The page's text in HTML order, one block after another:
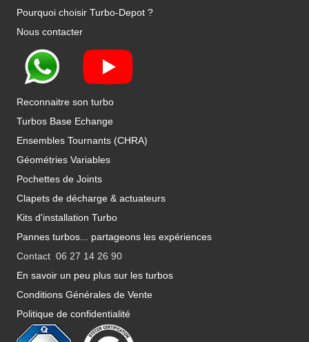
Pourquoi choisir Turbo-Depot ?
Nous contacter
Reconnaitre son turbo
Turbos Base Echange
Ensembles Tournants (CHRA)
Géométries Variables
Pochettes de Joints
Clapets de décharge & actuateurs
Kits d'installation Turbo
Pannes turbos... partageons les expériences
Contact 06 27 14 26 90
En savoir un peu plus sur les turbos
Conditions Générales de Vente
Politique de confidentialité